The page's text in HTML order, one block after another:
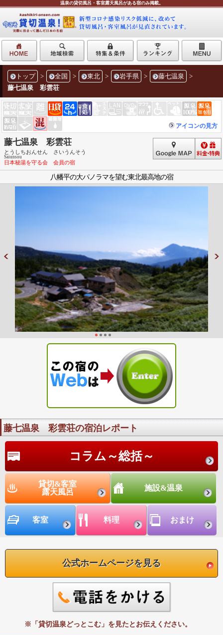
温泉の貸切風呂・客室露天風呂がある宿のみ掲載。
トップ > 全国 > 東北 > 岩手県 > 藤七温泉
>
藤七温泉 彩雲荘
アイコンの見方
藤七温泉 彩雲荘
とうしちおんせん さいうんそう
Saiunsou
日本秘湯を守る会 会員の宿
八幡平の大パノラマを望む東北最高地の宿
藤七温泉 彩雲荘の宿泊レポート
コラム～総括～
貸切&客室
露天風呂
施設&温泉
客室 料理 おまけ
公式ホームページを見る
※「貸切温泉どっとこむ」を見たとお伝えください。